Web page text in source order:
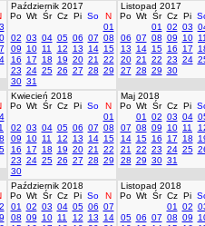
Październik 2017
Po Wt Śr Cz Pi So
N
01
02 03 04 05 06 07 08
09
10 11 12 13 14 15
16
17 18 19 20 21
22
23 24 25 26 27 28 29
30 31
Listopad 2017
Po Wt Śr Cz Pi
01
02 03
06 07 08 09 10 11
13
14 15 16 17
20 21 22 23 24
27 28 29 30
Kwiecień 2018
Po Wt Śr Cz Pi So
N
01
02 03 04 05 06 07 08
09
10 11 12 13 14 15
16
17 18 19 20 21
22
23 24 25 26 27 28 29
30
Maj 2018
Po Wt Śr Cz Pi
01
02 03 04
07 08 09 10 11
14 15 16 17 18
21
22 23 24 25
28 29 30 31
Październik 2018
Po Wt Śr Cz Pi So
N
01
02 03 04 05 06 07
08 09 10 11 12 13
14
Listopad 2018
Po Wt Śr Cz Pi
01
02
05 06 07 08 09